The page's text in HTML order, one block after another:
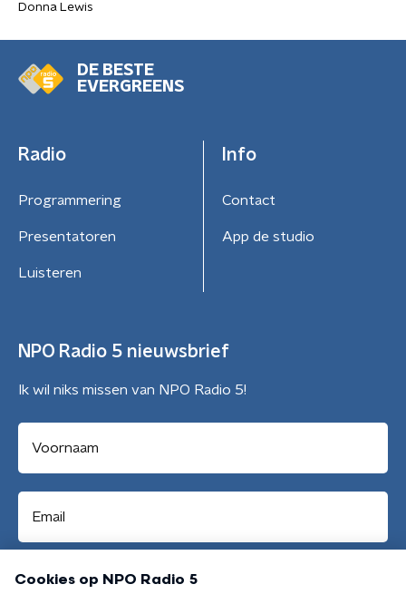
Donna Lewis
DE BESTE
EVERGREENS
Radio
Programmering
Presentatoren
Luisteren
Info
Contact
App de studio
NPO Radio 5 nieuwsbrief
Ik wil niks missen van NPO Radio 5!
Aanmelden